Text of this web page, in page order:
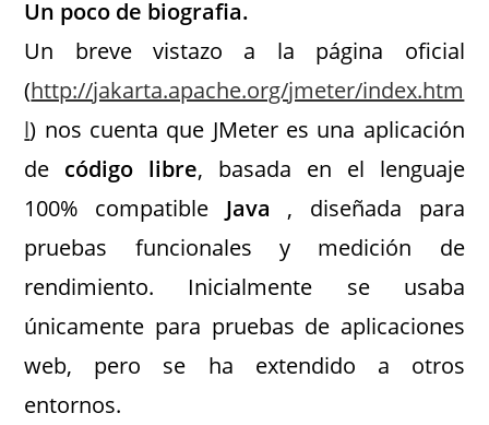
Un poco de biografia.
Un breve vistazo a la página oficial
(http://jakarta.apache.org/jmeter/index.htm
l) nos cuenta que JMeter es una aplicación
de código libre, basada en el lenguaje
100% compatible Java , diseñada para
pruebas funcionales y medición de
rendimiento. Inicialmente se usaba
únicamente para pruebas de aplicaciones
web, pero se ha extendido a otros
entornos.